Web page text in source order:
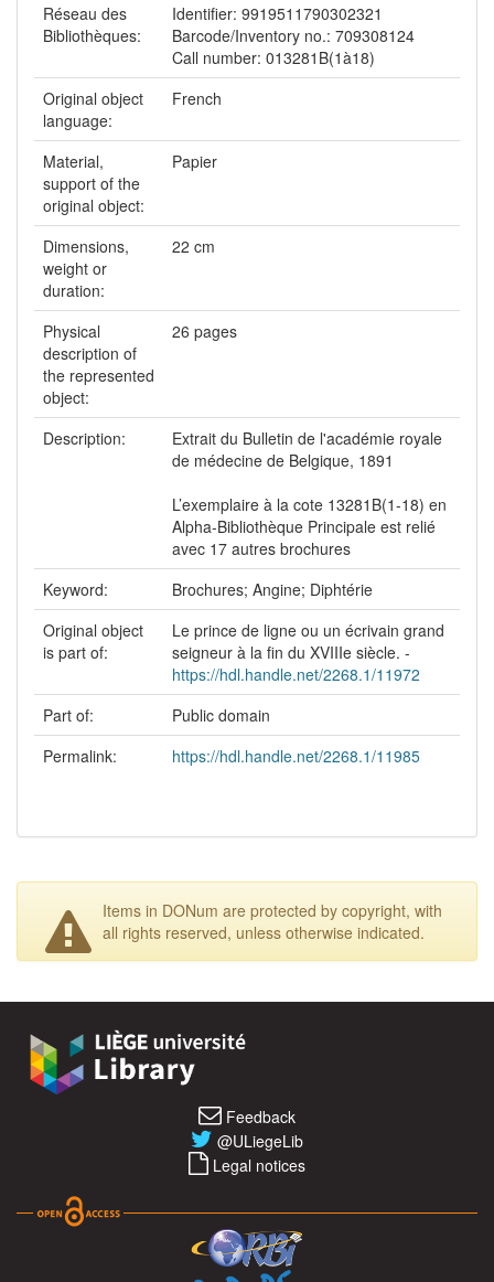
Réseau des
Bibliothèques:
Identifier: 9919511790302321
Barcode/Inventory no.: 709308124
Call number: 013281B(1à18)
Original object
language:
French
Material,
support of the
original object:
Papier
Dimensions,
weight or
duration:
22 cm
Physical
description of
the represented
object:
26 pages
Description:
Extrait du Bulletin de l'académie royale
de médecine de Belgique, 1891
L’exemplaire à la cote 13281B(1-18) en
Alpha-Bibliothèque Principale est relié
avec 17 autres brochures
Keyword:
Brochures; Angine; Diphtérie
Original object
is part of:
Le prince de ligne ou un écrivain grand
seigneur à la fin du XVIIIe siècle. -
https://hdl.handle.net/2268.1/11972
Part of:
Public domain
Permalink:
https://hdl.handle.net/2268.1/11985
Items in DONum are protected by copyright, with
all rights reserved, unless otherwise indicated.
Feedback
@ULiegeLib
Legal notices